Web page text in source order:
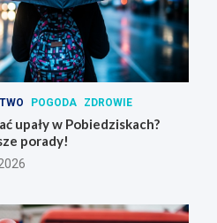
POGODA ZDROWIE
upały w Pobiedziskach?
porady!